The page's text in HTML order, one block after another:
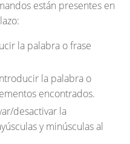
están presentes en
la palabra o frase
la palabra o
encontrados.
desactivar la
y minúsculas al